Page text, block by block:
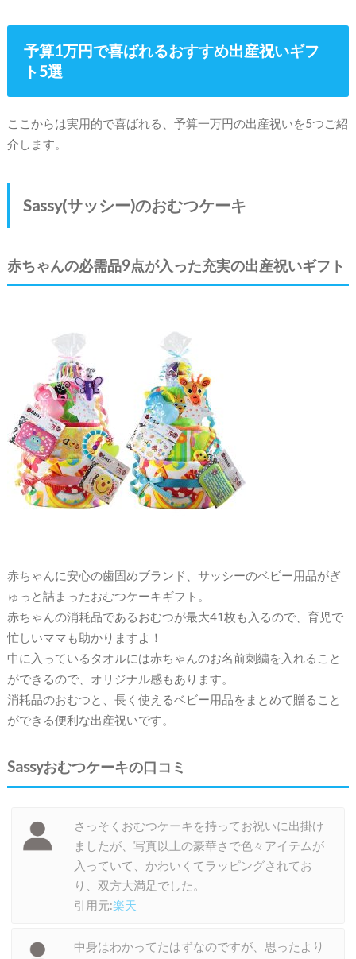
予算1万円で喜ばれるおすすめ出産祝いギフ
ト5選
ここからは実用的で喜ばれる、予算一万円の出産祝いを5つご紹
介します。
Sassy(サッシー)のおむつケーキ
赤ちゃんの必需品9点が入った充実の出産祝いギフト
赤ちゃんに安心の歯固めブランド、サッシーのベビー用品がぎ
ゅっと詰まったおむつケーキギフト。
赤ちゃんの消耗品であるおむつが最大41枚も入るので、育児で
忙しいママも助かりますよ！
中に入っているタオルには赤ちゃんのお名前刺繍を入れること
ができるので、オリジナル感もあります。
消耗品のおむつと、長く使えるベビー用品をまとめて贈ること
ができる便利な出産祝いです。
Sassyおむつケーキの口コミ
さっそくおむつケーキを持ってお祝いに出掛け
ましたが、写真以上の豪華さで色々アイテムが
入っていて、かわいくてラッピングされてお
り、双方大満足でした。
引用元:楽天
中身はわかってたはずなのですが、思ったより